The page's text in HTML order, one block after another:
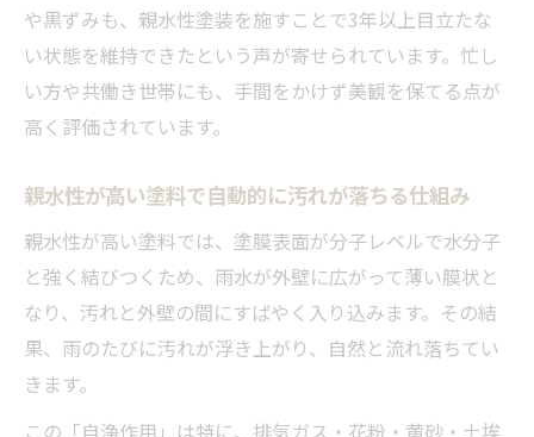
や黒ずみも、親水性塗装を施すことで3年以上目立たな
い状態を維持できたという声が寄せられています。忙し
い方や共働き世帯にも、手間をかけず美観を保てる点が
高く評価されています。
親水性が高い塗料で自動的に汚れが落ちる仕組み
親水性が高い塗料では、塗膜表面が分子レベルで水分子
と強く結びつくため、雨水が外壁に広がって薄い膜状と
なり、汚れと外壁の間にすばやく入り込みます。その結
果、雨のたびに汚れが浮き上がり、自然と流れ落ちてい
きます。